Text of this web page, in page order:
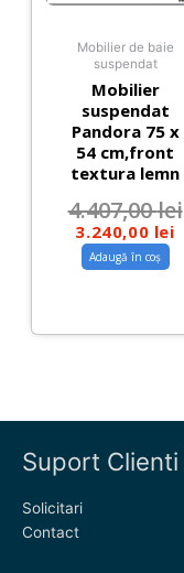
Mobilier de baie
suspendat
Mobilier
suspendat
Pandora 75 x
54 cm,front
textura lemn
4.407,00lei
3.240,00 lei
Adaugă în coș
Suport Clienti
Solicitari
Contact